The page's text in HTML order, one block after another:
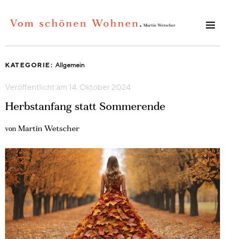
KATEGORIE: Allgemein
Veröffentlicht am 14. Oktober 2024
Herbstanfang statt Sommerende
von Martin Wetscher